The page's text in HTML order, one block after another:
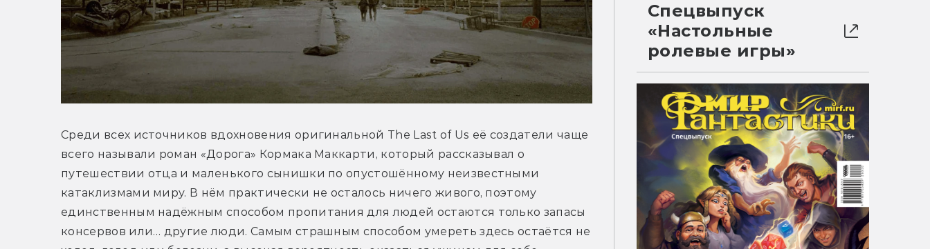
Среди всех источников вдохновения оригинальной The Last of Us её создатели чаще
всего называли роман «Дорога» Кормака Маккарти, который рассказывал о
путешествии отца и маленького сынишки по опустошённому неизвестными
катаклизмами миру. В нём практически не осталось ничего живого, поэтому
единственным надёжным способом пропитания для людей остаются только запасы
консервов или… другие люди. Самым страшным способом умереть здесь остаётся не
Спецвыпуск
«Настольные
ролевые игры»